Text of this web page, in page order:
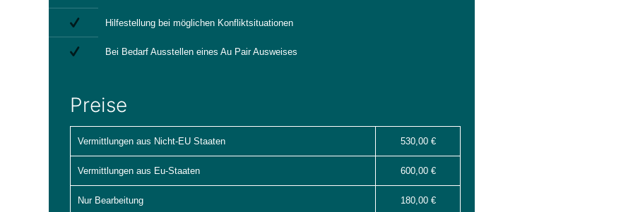
Hilfestellung bei möglichen Konfliktsituationen
Bei Bedarf Ausstellen eines Au Pair Ausweises
Preise
Vermittlungen aus Nicht-EU Staaten 530,00 €
Vermittlungen aus Eu-Staaten 600,00 €
Nur Bearbeitung 180,00 €